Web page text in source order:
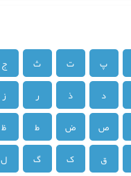
پ ت ث
ج
د ذ ر
ز
ص ض ط
ظ
ق ک گ
ل